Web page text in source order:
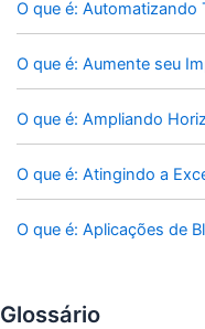
O que é: Automatizando
O que é: Aumente seu
O que é: Ampliando
O que é: Atingindo a
O que é: Aplicações de
Glossário